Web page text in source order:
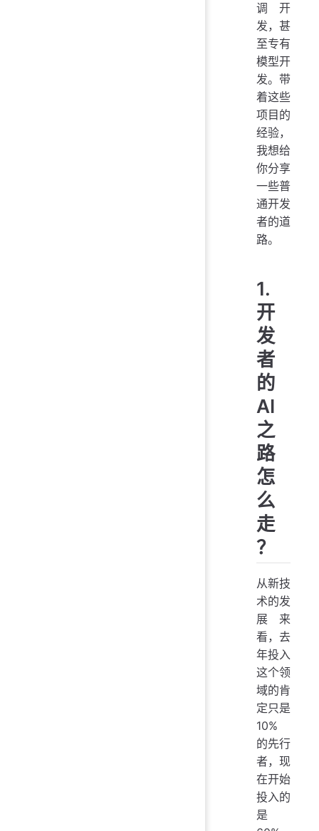
调开
发，甚
至专有
模型开
发。带
着这些
项目的
经验，
我想给
你分享
一些普
通开发
者的道
路。
1.
开
发
者
的
AI
之
路
怎
么
走
？
从新技
术的发
展来
看，去
年投入
这个领
域的肯
定只是
10%
的先行
者，现
在开始
投入的
是